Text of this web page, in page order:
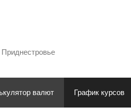
валют График курсов